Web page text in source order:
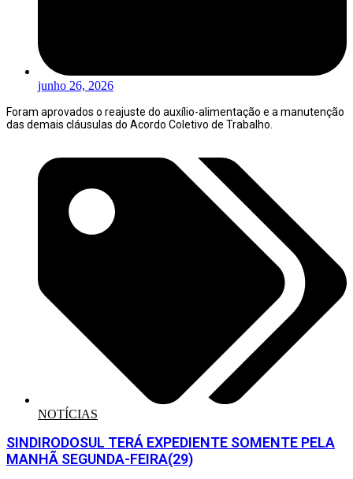
junho 26, 2026
Foram aprovados o reajuste do auxílio-alimentação e a manutenção
das demais cláusulas do Acordo Coletivo de Trabalho.
NOTÍCIAS
SINDIRODOSUL TERÁ EXPEDIENTE SOMENTE PELA
MANHÃ SEGUNDA-FEIRA(29)